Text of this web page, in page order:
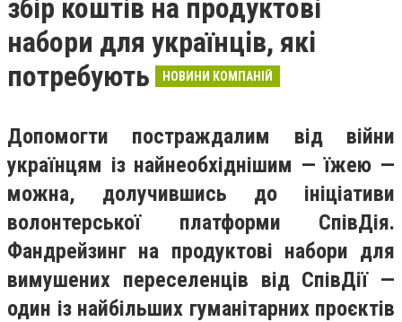
збір коштів на продуктові
набори для українців, які
потребують
НОВИНИ КОМПАНІЙ
Допомогти постраждалим від війни
українцям із найнеобхіднішим — їжею —
можна, долучившись до ініціативи
волонтерської платформи СпівДія.
Фандрейзинг на продуктові набори для
вимушених переселенців від СпівДії —
один із найбільших гуманітарних проєктів